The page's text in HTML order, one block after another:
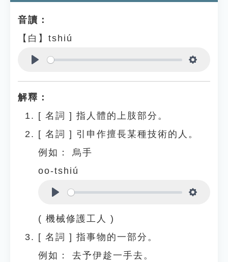
音讀：
【白】tshiú
解釋：
[ 名詞 ] 指人體的上肢部分。
[ 名詞 ] 引申作擅長某種技術的人。
例如：
烏手
oo-tshiú
( 機械修護工人 )
[ 名詞 ] 指事物的一部分。
例如：
去予伊趁一手去。